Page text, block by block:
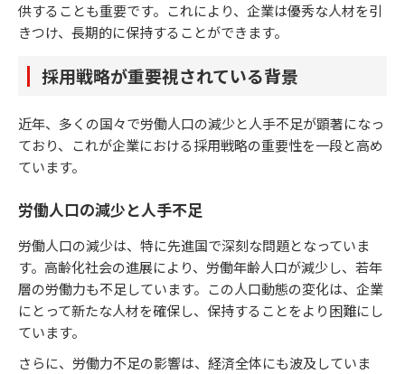
供することも重要です。これにより、企業は優秀な人材を引
きつけ、長期的に保持することができます。
採用戦略が重要視されている背景
近年、多くの国々で労働人口の減少と人手不足が顕著になっ
ており、これが企業における採用戦略の重要性を一段と高め
ています。
労働人口の減少と人手不足
労働人口の減少は、特に先進国で深刻な問題となっていま
す。高齢化社会の進展により、労働年齢人口が減少し、若年
層の労働力も不足しています。この人口動態の変化は、企業
にとって新たな人材を確保し、保持することをより困難にし
ています。
さらに、労働力不足の影響は、経済全体にも波及していま